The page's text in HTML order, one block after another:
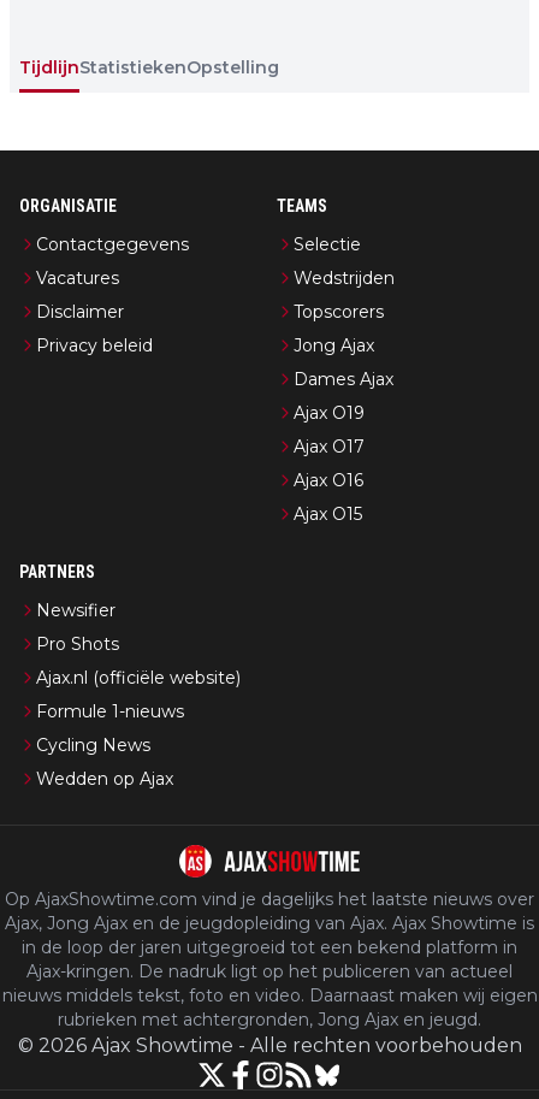
TijdlijnStatistiekenOpstelling
ORGANISATIE
Contactgegevens
Vacatures
Disclaimer
Privacy beleid
TEAMS
Selectie
Wedstrijden
Topscorers
Jong Ajax
Dames Ajax
Ajax O19
Ajax O17
Ajax O16
Ajax O15
PARTNERS
Newsifier
Pro Shots
Ajax.nl (officiële website)
Formule 1-nieuws
Cycling News
Wedden op Ajax
Op AjaxShowtime.com vind je dagelijks het laatste nieuws over
Ajax, Jong Ajax en de jeugdopleiding van Ajax. Ajax Showtime is
in de loop der jaren uitgegroeid tot een bekend platform in
Ajax-kringen. De nadruk ligt op het publiceren van actueel
nieuws middels tekst, foto en video. Daarnaast maken wij eigen
rubrieken met achtergronden, Jong Ajax en jeugd.
© 2026 Ajax Showtime - Alle rechten voorbehouden